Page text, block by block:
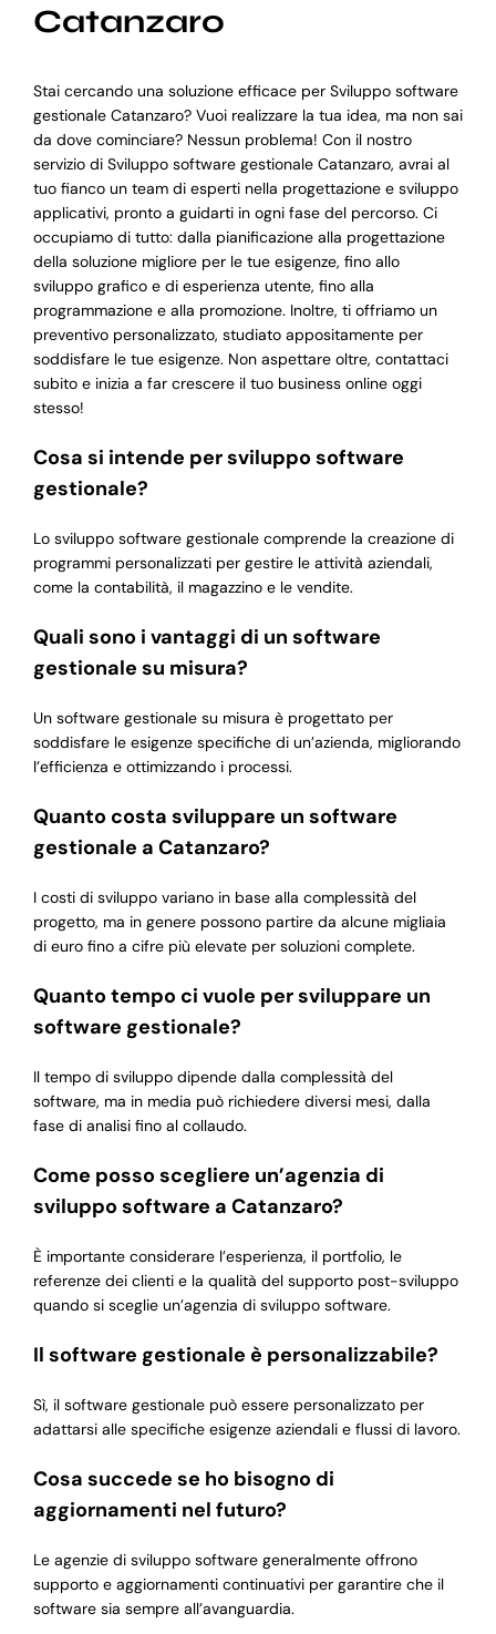
Catanzaro
Stai cercando una soluzione efficace per Sviluppo software
gestionale Catanzaro? Vuoi realizzare la tua idea, ma non sai
da dove cominciare? Nessun problema! Con il nostro
servizio di Sviluppo software gestionale Catanzaro, avrai al
tuo fianco un team di esperti nella progettazione e sviluppo
applicativi, pronto a guidarti in ogni fase del percorso. Ci
occupiamo di tutto: dalla pianificazione alla progettazione
della soluzione migliore per le tue esigenze, fino allo
sviluppo grafico e di esperienza utente, fino alla
programmazione e alla promozione. Inoltre, ti offriamo un
preventivo personalizzato, studiato appositamente per
soddisfare le tue esigenze. Non aspettare oltre, contattaci
subito e inizia a far crescere il tuo business online oggi
stesso!
Cosa si intende per sviluppo software
gestionale?
Lo sviluppo software gestionale comprende la creazione di
programmi personalizzati per gestire le attività aziendali,
come la contabilità, il magazzino e le vendite.
Quali sono i vantaggi di un software
gestionale su misura?
Un software gestionale su misura è progettato per
soddisfare le esigenze specifiche di un’azienda, migliorando
l’efficienza e ottimizzando i processi.
Quanto costa sviluppare un software
gestionale a Catanzaro?
I costi di sviluppo variano in base alla complessità del
progetto, ma in genere possono partire da alcune migliaia
di euro fino a cifre più elevate per soluzioni complete.
Quanto tempo ci vuole per sviluppare un
software gestionale?
Il tempo di sviluppo dipende dalla complessità del
software, ma in media può richiedere diversi mesi, dalla
fase di analisi fino al collaudo.
Come posso scegliere un’agenzia di
sviluppo software a Catanzaro?
È importante considerare l’esperienza, il portfolio, le
referenze dei clienti e la qualità del supporto post-sviluppo
quando si sceglie un’agenzia di sviluppo software.
Il software gestionale è personalizzabile?
Sì, il software gestionale può essere personalizzato per
adattarsi alle specifiche esigenze aziendali e flussi di lavoro.
Cosa succede se ho bisogno di
aggiornamenti nel futuro?
Le agenzie di sviluppo software generalmente offrono
supporto e aggiornamenti continuativi per garantire che il
software sia sempre all’avanguardia.